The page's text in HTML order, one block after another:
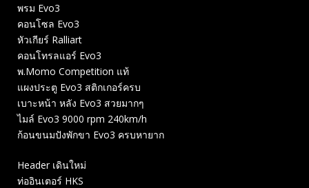
​พรม Evo3
คอนโซล Evo3
หัวเกียร์​ Ralliart
คอนโทรล​แอร์ Evo3
พ.Momo Competition แท้
แผงประตู Evo3 สติกเกอร์​ครบ
เบาะหน้า หลัง Evo3 สวยมากๆ
ไมล์ Evo3 9000 rpm 240km/h
ก้อนขนมปังพักขา Evo3 ครบหายาก
Header เดินใหม่
ท่ออินเตอร์ HKS